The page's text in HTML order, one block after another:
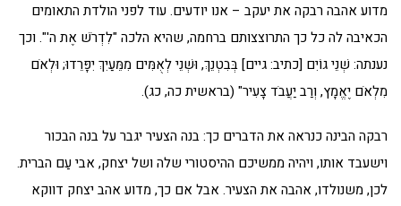
מדוע אהבה רבקה את יעקב – אנו יודעים. עוד לפני הולדת התאומים
הכאיבה לה כל כך התרוצצותם ברחמה, שהיא הלכה "לִדְרֹשׁ אֶת ה'". וכך
נענתה: שְׁנֵי גוֹיִם [כתיב: גיים] בְּבִטְנֵךְ, וּשְׁנֵי לְאֻמִּים מִמֵּעַיִךְ יִפָּרֵדוּ; וּלְאֹם
מִלְאֹם יֶאֱמָץ, וְרַב יַעֲבֹד צָעִיר" (בראשית כה, כג).
רבקה הבינה כנראה את הדברים כך: בנה הצעיר יגבר על בנה הבכור
וישעבד אותו, ויהיה ממשיכם ההיסטורי שלה ושל יצחק, אבי עַם הברית.
לכן, משנולדו, אהבה את הצעיר. אבל אם כך, מדוע אהב יצחק דווקא